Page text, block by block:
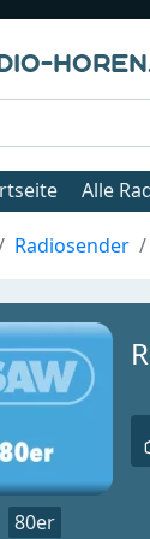
Alle
Radiosender
80er